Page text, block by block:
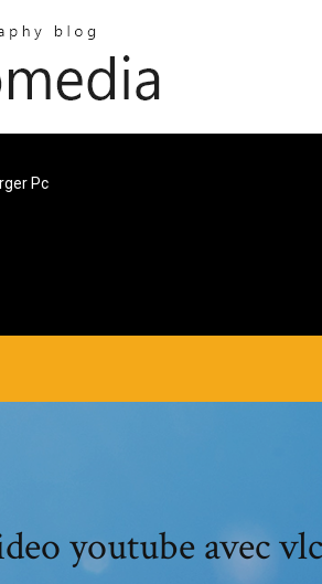
Pc
youtube avec vlc